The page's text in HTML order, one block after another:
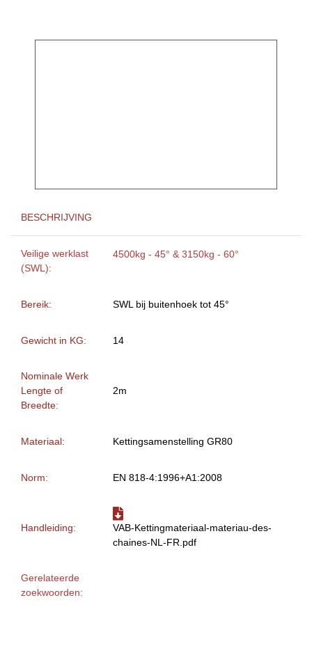
BESCHRIJVING
Veilige werklast
(SWL):
4500kg - 45° & 3150kg - 60°
Bereik: SWL bij buitenhoek tot 45°
Gewicht in KG: 14
Nominale Werk
Lengte of
Breedte:
2m
Materiaal: Kettingsamenstelling GR80
Norm: EN 818-4:1996+A1:2008
Handleiding:
VAB-Kettingmateriaal-materiau-des-
chaines-NL-FR.pdf
Gerelateerde
zoekwoorden: